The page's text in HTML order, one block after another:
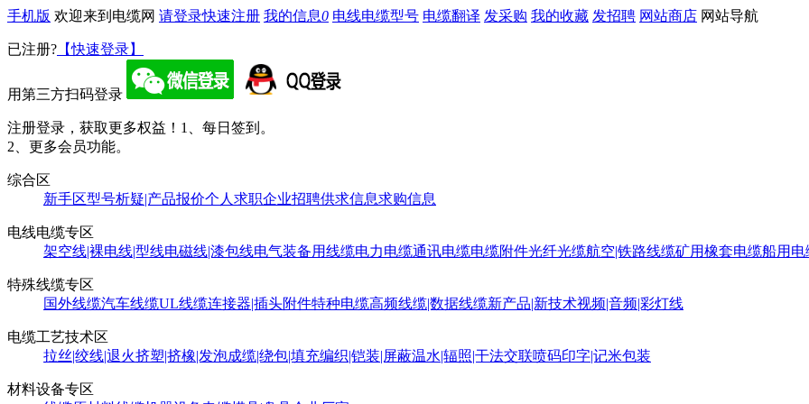
手机版 欢迎来到电缆网 请登录快速注册 我的信息0 电线电缆型号 电缆翻译 发采购 我的收藏 发招聘 网站商店 网站导航
已注册? 【快速登录】
用第三方扫码登录
注册登录，获取更多权益！ 1、每日签到。
2、更多会员功能。
综合区
新手区型号析疑|产品报价个人求职企业招聘供求信息求购信息
电线电缆专区
架空线|裸电线|型线电磁线|漆包线电气装备用线缆电力电缆通讯电缆电缆附件光纤光缆航空|铁路线缆矿用橡套电缆船用电
特殊线缆专区
国外线缆汽车线缆UL线缆连接器|插头附件特种电缆高频线缆|数据线缆新产品|新技术视频|音频|彩灯线
电缆工艺技术区
拉丝|绞线|退火挤塑|挤橡|发泡成缆|绕包|填充编织|铠装|屏蔽温水|辐照|干法交联喷码印字|记米包装
材料设备专区